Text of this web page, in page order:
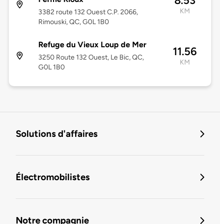
3382 route 132 Ouest C.P. 2066,
Rimouski, QC, G0L 1B0
KM
Refuge du Vieux Loup de Mer
3250 Route 132 Ouest, Le Bic, QC,
G0L 1B0
11.56
KM
Solutions d'affaires
Électromobilistes
Notre compagnie